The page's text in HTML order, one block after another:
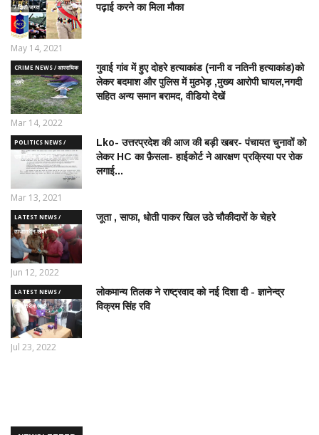
/ शिक्षा जगत
पढ़ाई करने का मिला मौका
May 14, 2021
CRIME NEWS / आपराधिक
ख़बरे
गुवाई गांव में हुए दोहरे हत्याकांड (नानी व नतिनी हत्याकांड)को
लेकर बदमाश और पुलिस में मुठभेड़ ,मुख्य आरोपी घायल,नगदी
सहित अन्य समान बरामद, वीडियो देखें
Mar 14, 2022
POLITICS NEWS /
राजनीतिक समाचार
Lko- उत्तरप्रदेश की आज की बड़ी खबर- पंचायत चुनावों को
लेकर HC का फ़ैसला- हाईकोर्ट ने आरक्षण प्रक्रिया पर रोक
लगाई...
Mar 13, 2021
LATEST NEWS /
ताज़ातरीन खबरें
जूता , साफा, धोती पाकर खिल उठे चौकीदारों के चेहरे
Jun 12, 2022
LATEST NEWS /
ताज़ातरीन खबरें
लोकमान्य तिलक ने राष्ट्रवाद को नई दिशा दी - ज्ञानेन्द्र
विक्रम सिंह रवि
Jul 23, 2022